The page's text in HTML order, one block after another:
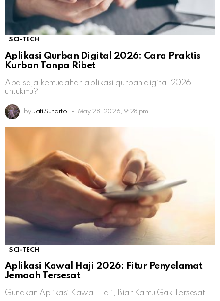
SCI-TECH
Aplikasi Qurban Digital 2026: Cara Praktis
Kurban Tanpa Ribet
Apa saja kemudahan aplikasi qurban digital 2026
untukmu?
by Jati Sunarto May 28, 2026, 9:28 pm
SCI-TECH
Aplikasi Kawal Haji 2026: Fitur Penyelamat
Jemaah Tersesat
Gunakan Aplikasi Kawal Haji, Biar Kamu Gak Tersesat